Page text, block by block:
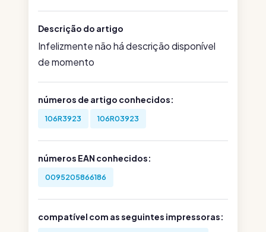
Descrição do artigo
Infelizmente não há descrição disponível
de momento
números de artigo conhecidos:
106R3923 106R03923
números EAN conhecidos:
0095205866186
compatível com as seguintes impressoras: